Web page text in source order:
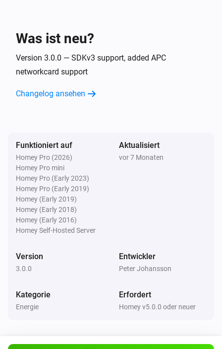
Die Spannung hat sich geändert
Die Stromversorgung wurde geändert
APC UPS (SNMP)
Der Batterie-Alarm ist ausgegangen
Und ...
APC UPS (apcupsd)
Der Batterie-Alarm ist an
Der Batterie-Alarm ist an
Was ist neu?
Version 3.0.0 — SDKv3 support, added APC
networkcard support
Changelog ansehen
Funktioniert auf
Homey Pro (2026)
Homey Pro mini
Homey Pro (Early 2023)
Homey Pro (Early 2019)
Homey (Early 2019)
Homey (Early 2018)
Homey (Early 2016)
Homey Self-Hosted Server
Aktualisiert
vor 7 Monaten
Version
3.0.0
Entwickler
Peter Johansson
Kategorie
Energie
Erfordert
Homey v5.0.0 oder neuer